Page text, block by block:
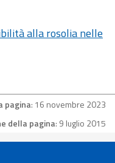
alla rosolia nelle
pagina: 16 novembre 2023
della pagina: 9 luglio 2015